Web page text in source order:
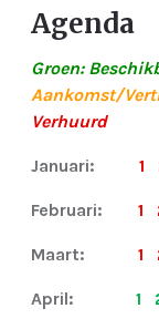
Agenda
Groen:
Aankomst/
Verhuurd
Januari: 1
Februari: 1
Maart: 1
April: 1